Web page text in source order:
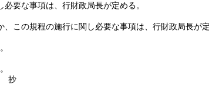
要な事項は、行財政局長が定める。
、この規程の施行に関し必要な事項は、行財政局長が定
抄